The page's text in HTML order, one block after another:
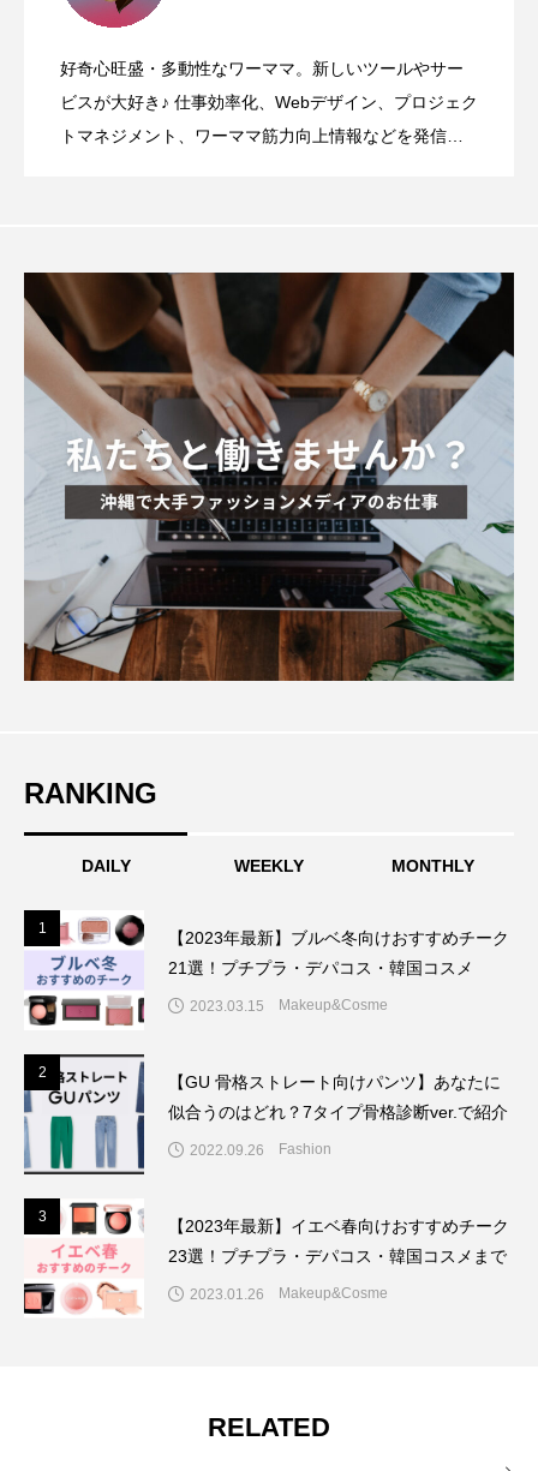
好奇心旺盛・多動性なワーママ。新しいツールやサー
ビスが大好き♪ 仕事効率化、Webデザイン、プロジェク
トマネジメント、ワーママ筋力向上情報などを発信し
RANKING
DAILY WEEKLY MONTHLY
1
【2023年最新】ブルベ冬向けおすすめチーク
21選！プチプラ・デパコス・韓国コスメ
2023.03.15 Makeup&Cosme
2
【GU 骨格ストレート向けパンツ】あなたに
似合うのはどれ？7タイプ骨格診断ver.で紹介
2022.09.26 Fashion
3
【2023年最新】イエベ春向けおすすめチーク
23選！プチプラ・デパコス・韓国コスメまで
2023.01.26 Makeup&Cosme
RELATED